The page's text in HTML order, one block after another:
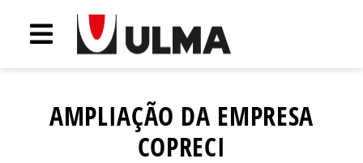
AMPLIAÇÃO DA EMPRESA
COPRECI